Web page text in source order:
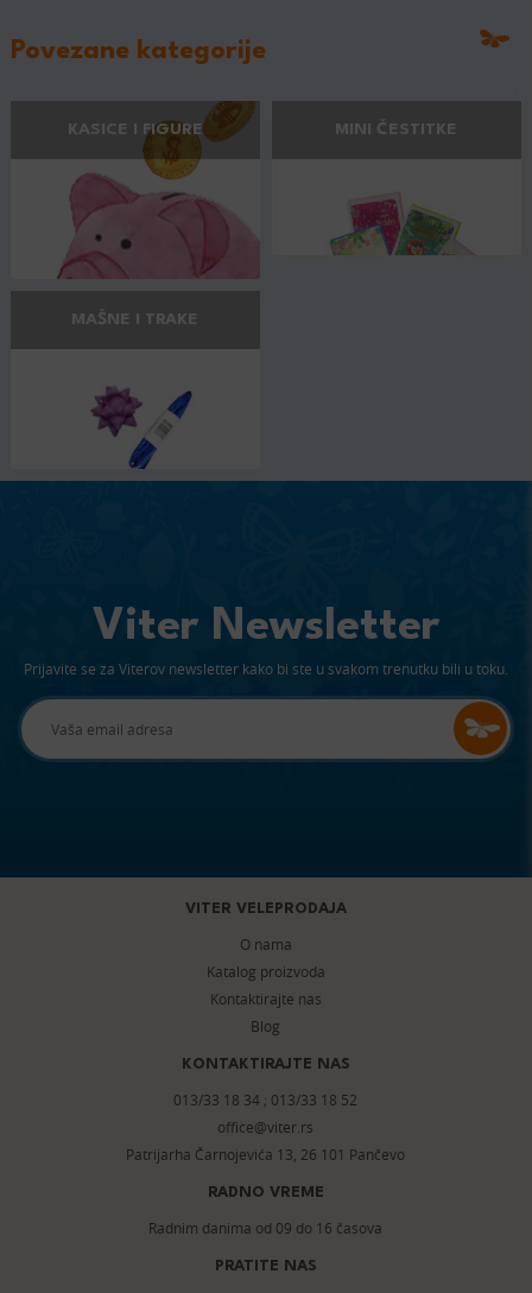
Povezane kategorije
KASICE I FIGURE MINI ČESTITKE
MAŠNE I TRAKE
Viter Newsletter
Prijavite se za Viterov newsletter kako bi ste u svakom trenutku bili u toku.
VITER VELEPRODAJA
O nama
Katalog proizvoda
Kontaktirajte nas
Blog
KONTAKTIRAJTE NAS
013/33 18 34 ; 013/33 18 52
office@viter.rs
Patrijarha Čarnojevića 13, 26 101 Pančevo
RADNO VREME
Radnim danima od 09 do 16 časova
PRATITE NAS